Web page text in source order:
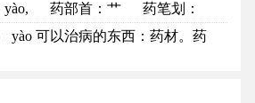
yào, 药部首 ：艹
药笔划：
笔顺
yào 可以治病的东西：药材。药